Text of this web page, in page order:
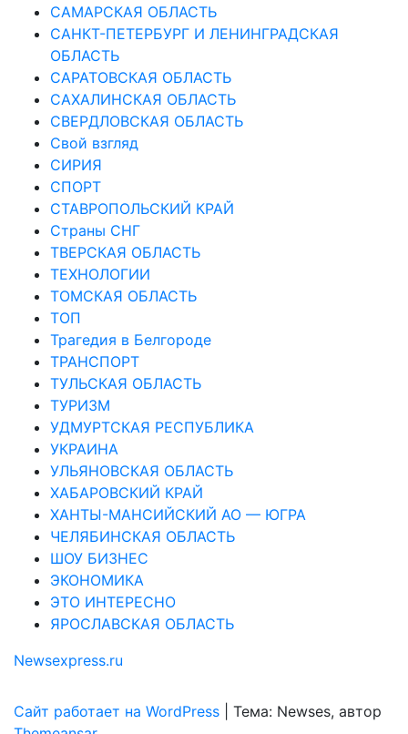
САМАРСКАЯ ОБЛАСТЬ
САНКТ-ПЕТЕРБУРГ И ЛЕНИНГРАДСКАЯ
ОБЛАСТЬ
САРАТОВСКАЯ ОБЛАСТЬ
САХАЛИНСКАЯ ОБЛАСТЬ
СВЕРДЛОВСКАЯ ОБЛАСТЬ
Свой взгляд
СИРИЯ
СПОРТ
СТАВРОПОЛЬСКИЙ КРАЙ
Страны СНГ
ТВЕРСКАЯ ОБЛАСТЬ
ТЕХНОЛОГИИ
ТОМСКАЯ ОБЛАСТЬ
ТОП
Трагедия в Белгороде
ТРАНСПОРТ
ТУЛЬСКАЯ ОБЛАСТЬ
ТУРИЗМ
УДМУРТСКАЯ РЕСПУБЛИКА
УКРАИНА
УЛЬЯНОВСКАЯ ОБЛАСТЬ
ХАБАРОВСКИЙ КРАЙ
ХАНТЫ-МАНСИЙСКИЙ АО — ЮГРА
ЧЕЛЯБИНСКАЯ ОБЛАСТЬ
ШОУ БИЗНЕС
ЭКОНОМИКА
ЭТО ИНТЕРЕСНО
ЯРОСЛАВСКАЯ ОБЛАСТЬ
Newsexpress.ru
Сайт работает на WordPress
Тема: Newses, автор